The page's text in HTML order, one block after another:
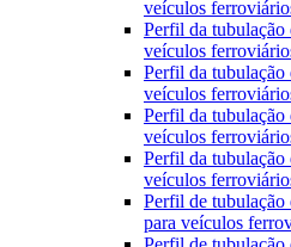
veículos
Perfil da tubulação
veículos
Perfil da tubulação
veículos
Perfil da tubulação
veículos
Perfil da tubulação
veículos
Perfil de
para veículos